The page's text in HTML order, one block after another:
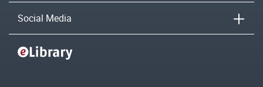
Social Media